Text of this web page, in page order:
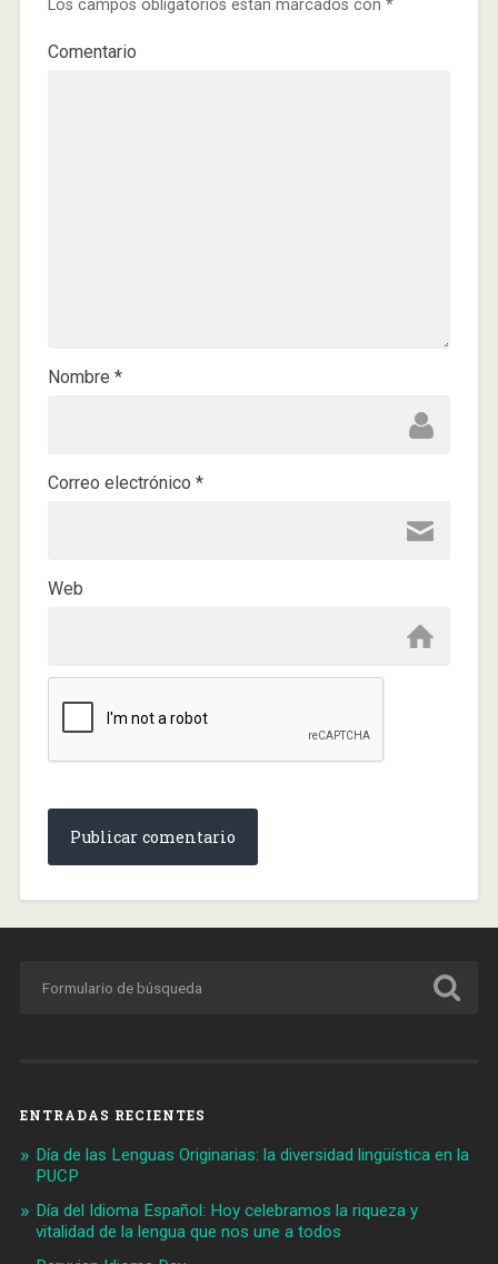
Los campos obligatorios están marcados con *
Comentario
Nombre *
Correo electrónico *
Web
ENTRADAS RECIENTES
Día de las Lenguas Originarias: la diversidad lingüística en la
PUCP
Día del Idioma Español: Hoy celebramos la riqueza y
vitalidad de la lengua que nos une a todos